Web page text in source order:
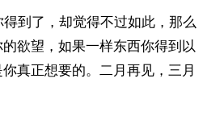
到了，却觉得不过如此，那么
欲望，如果一样东西你得到以
真正想要的。二月再见，三月